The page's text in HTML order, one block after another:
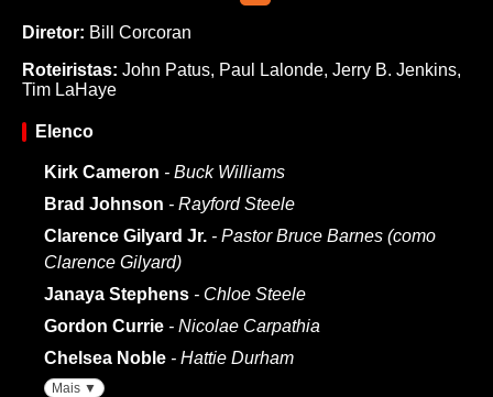
Diretor: Bill Corcoran
Roteiristas: John Patus, Paul Lalonde, Jerry B. Jenkins,
Tim LaHaye
Elenco
Kirk Cameron - Buck Williams
Brad Johnson - Rayford Steele
Clarence Gilyard Jr. - Pastor Bruce Barnes (como
Clarence Gilyard)
Janaya Stephens - Chloe Steele
Gordon Currie - Nicolae Carpathia
Chelsea Noble - Hattie Durham
Mais ▼